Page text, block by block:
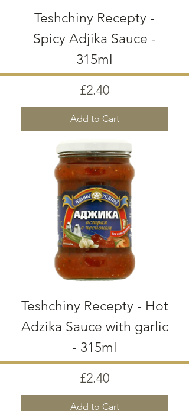
Teshchiny Recepty -
Spicy Adjika Sauce -
315ml
Price
£2.40
Add to Cart
Teshchiny Recepty - Hot
Adzika Sauce with garlic
- 315ml
Price
£2.40
Add to Cart